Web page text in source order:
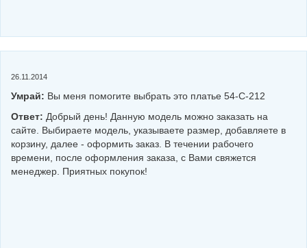
26.11.2014
Умрай: Вы меня помогите выбрать это платье 54-С-212
Ответ: Добрый день! Данную модель можно заказать на
сайте. Выбираете модель, указываете размер, добавляете в
корзину, далее - оформить заказ. В течении рабочего
времени, после оформления заказа, с Вами свяжется
менеджер. Приятных покупок!